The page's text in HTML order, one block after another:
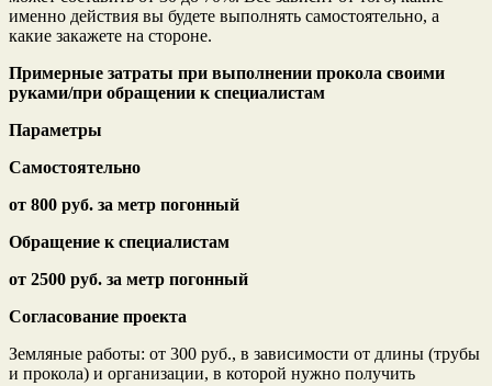
именно действия вы будете выполнять самостоятельно, а
какие закажете на стороне.
Примерные затраты при выполнении прокола своими
руками/при обращении к специалистам
Параметры
Самостоятельно
от 800 руб. за метр погонный
Обращение к специалистам
от 2500 руб. за метр погонный
Согласование проекта
Земляные работы: от 300 руб., в зависимости от длины (трубы
и прокола) и организации, в которой нужно получить